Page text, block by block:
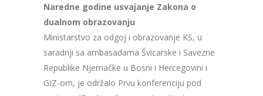
Naredne godine usvajanje Zakona o
dualnom obrazovanju
Ministarstvo za odgoj i obrazovanje KS, u
saradnji sa ambasadama Švicarske i Savezne
Republike Njemačke u Bosni i Hercegovini i
GIZ-om, je održalo Prvu konferenciju pod